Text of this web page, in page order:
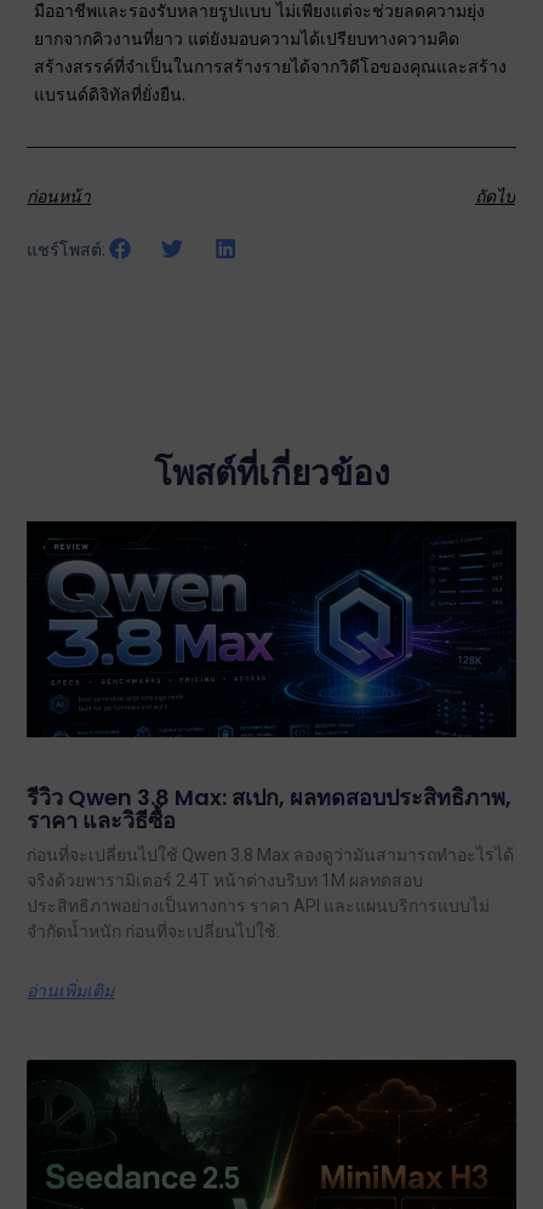
มืออาชีพและรองรับหลายรูปแบบ ไม่เพียงแต่จะช่วยลดความยุ่ง
ยากจากคิวงานที่ยาว แต่ยังมอบความได้เปรียบทางความคิด
สร้างสรรค์ที่จำเป็นในการสร้างรายได้จากวิดีโอของคุณและสร้าง
แบรนด์ดิจิทัลที่ยั่งยืน.
ก่อนหน้า ถัดไป
แชร์โพสต์:
โพสต์ที่เกี่ยวข้อง
รีวิว Qwen 3.8 Max: สเปก, ผลทดสอบประสิทธิภาพ,
ราคา และวิธีซื้อ
ก่อนที่จะเปลี่ยนไปใช้ Qwen 3.8 Max ลองดูว่ามันสามารถทำอะไรได้
จริงด้วยพารามิเตอร์ 2.4T หน้าต่างบริบท 1M ผลทดสอบ
ประสิทธิภาพอย่างเป็นทางการ ราคา API และแผนบริการแบบไม่
จำกัดน้ำหนัก ก่อนที่จะเปลี่ยนไปใช้.
อ่านเพิ่มเติม